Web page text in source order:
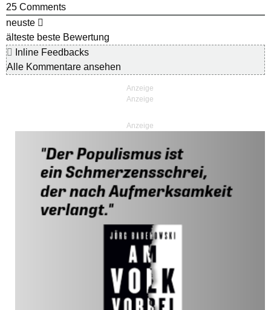
25 Comments
neuste
älteste beste Bewertung
Inline Feedbacks
Alle Kommentare ansehen
Anzeige